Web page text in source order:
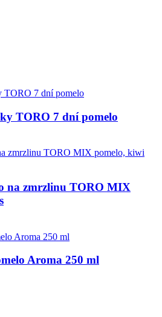
TORO 7 dní pomelo
na zmrzlinu TORO MIX
Aroma 250 ml